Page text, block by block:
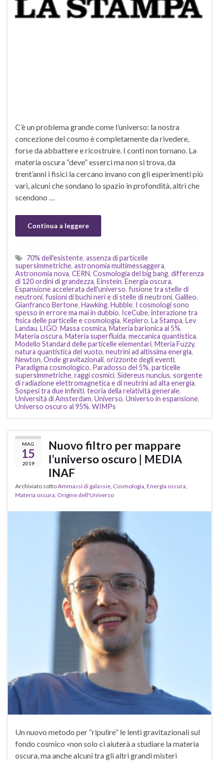
C’è un problema grande come l’universo: la nostra
concezione del cosmo è completamente da rivedere,
forse da abbattere e ricostruire. I conti non tornano. La
materia oscura “deve” esserci ma non si trova, da
trent’anni i fisici la cercano invano con gli esperimenti più
vari, alcuni che sondano lo spazio in profondità, altri che
scendono …
Continua a leggere
70% dell'esistente, assenza di particelle
supersimmetriche, astronomia multimessaggera,
Astronomia nova, CERN, Cosmologia del big bang, differenza
di 120 ordini di grandezza, Einstein, Energia oscura,
Espansione accelerata dell'universo, fusione tra stelle di
neutroni, fusioni di buchi neri e di stelle di neutroni, Galileo,
Gianfranco Bertone, Hawking, Hubble, I cosmologi sono
spesso in errore ma mai in dubbio, IceCube, interazione tra
fisica delle particelle e cosmologia, Keplero, La Stampa, Lev
Landau, LIGO, Massa cosmica, Materia barionica al 5%,
Materia oscura, Materia superfluida, meccanica quantistica,
Modello Standard delle particelle elementari, Mteria Fuzzy,
natura quantistica del vuoto, neutrini ad altissima energia,
Newton, Onde gravitazionali, orizzonte degli eventi,
Paradigma cosmologico, Paradosso del 5%, particelle
supersimmetriche, raggi cosmici, Sidereus nuncius, sorgente
di radiazione elettromagnetica e di neutrini ad alta energia,
Sospesi tra due infiniti, teoria della relatività generale,
Università di Amsterdam, Universo, Universo in espansione,
Universo oscuro al 95%, WIMPs
MAG
15
2019
Nuovo filtro per mappare
l’universo oscuro | MEDIA
INAF
Archiviato sottoAmmassi di galassie Cosmologia Energia oscura
Materia oscura Origine dell'Universo
Un nuovo metodo per “ripulire” le lenti gravitazionali sul
fondo cosmico «non solo ci aiuterà a studiare la materia
oscura, ma anche alcuni tra gli altri grandi misteri